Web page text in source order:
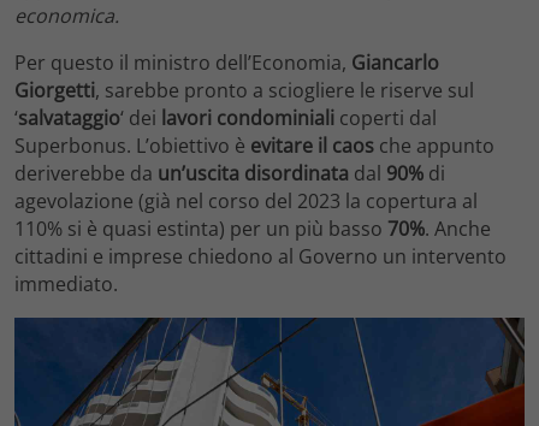
economica.
Per questo il ministro dell’Economia, Giancarlo
Giorgetti, sarebbe pronto a sciogliere le riserve sul
‘salvataggio‘ dei lavori condominiali coperti dal
Superbonus. L’obiettivo è evitare il caos che appunto
deriverebbe da un’uscita disordinata dal 90% di
agevolazione (già nel corso del 2023 la copertura al
110% si è quasi estinta) per un più basso 70%. Anche
cittadini e imprese chiedono al Governo un intervento
immediato.